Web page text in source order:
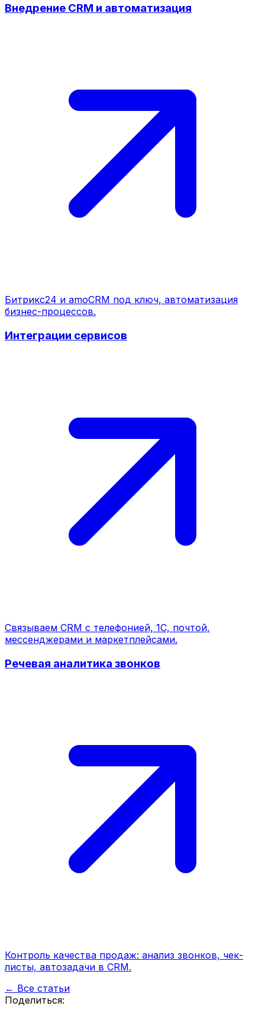
Внедрение CRM и автоматизация
Битрикс24 и amoCRM под ключ, автоматизация
бизнес-процессов.
Интеграции сервисов
Связываем CRM с телефонией, 1С, почтой,
мессенджерами и маркетплейсами.
Речевая аналитика звонков
Контроль качества продаж: анализ звонков, чек-
листы, автозадачи в CRM.
← Все статьи
Поделиться: